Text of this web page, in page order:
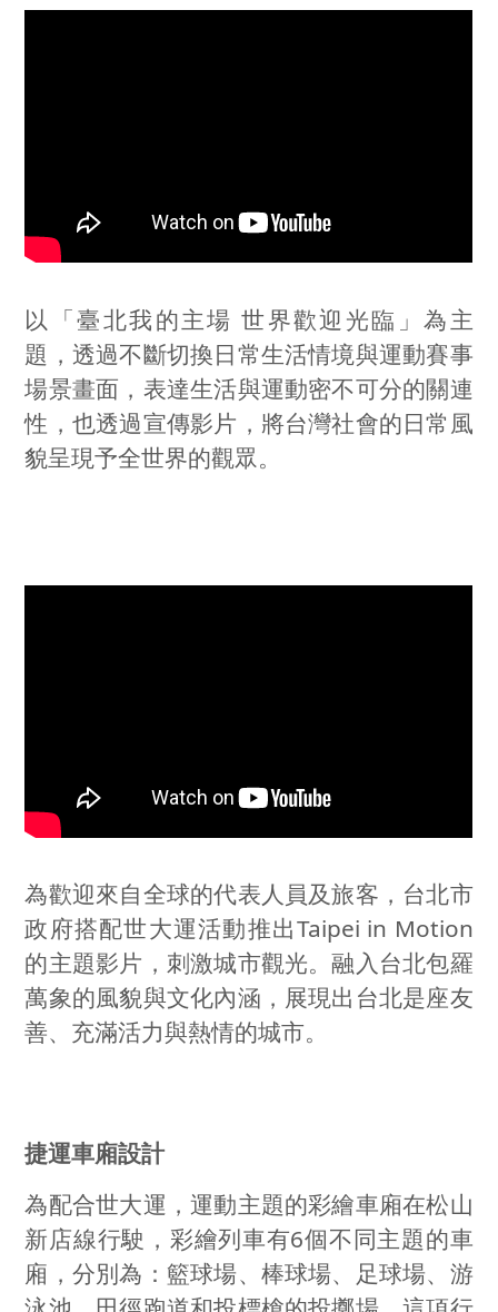
以「臺北我的主場 世界歡迎光臨」為主
題，透過不斷切換日常生活情境與運動賽事
場景畫面，表達生活與運動密不可分的關連
性，也透過宣傳影片，將台灣社會的日常風
貌呈現予全世界的觀眾。
為歡迎來自全球的代表人員及旅客，台北市
政府搭配世大運活動推出Taipei in Motion
的主題影片，刺激城市觀光。融入台北包羅
萬象的風貌與文化內涵，展現出台北是座友
善、充滿活力與熱情的城市。
捷運車廂設計
為配合世大運，運動主題的彩繪車廂在松山
新店線行駛，彩繪列車有6個不同主題的車
廂，分別為：籃球場、棒球場、足球場、游